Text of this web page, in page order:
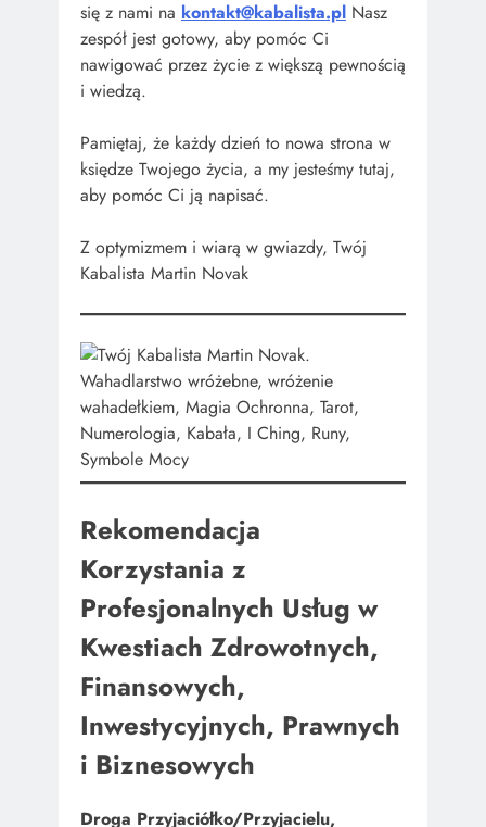
się z nami na kontakt@kabalista.pl Nasz
zespół jest gotowy, aby pomóc Ci
nawigować przez życie z większą pewnością
i wiedzą.
Pamiętaj, że każdy dzień to nowa strona w
księdze Twojego życia, a my jesteśmy tutaj,
aby pomóc Ci ją napisać.
Z optymizmem i wiarą w gwiazdy, Twój
Kabalista Martin Novak
Rekomendacja
Korzystania z
Profesjonalnych Usług w
Kwestiach Zdrowotnych,
Finansowych,
Inwestycyjnych, Prawnych
i Biznesowych
Droga Przyjaciółko/Przyjacielu,